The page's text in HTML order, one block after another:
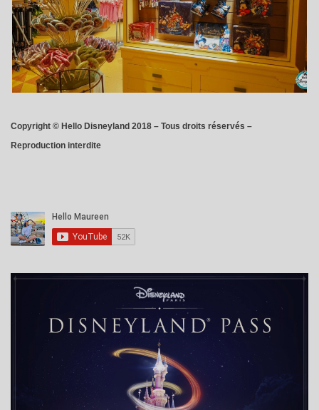
Copyright © Hello Disneyland 2018 – Tous droits réservés –
Reproduction interdite